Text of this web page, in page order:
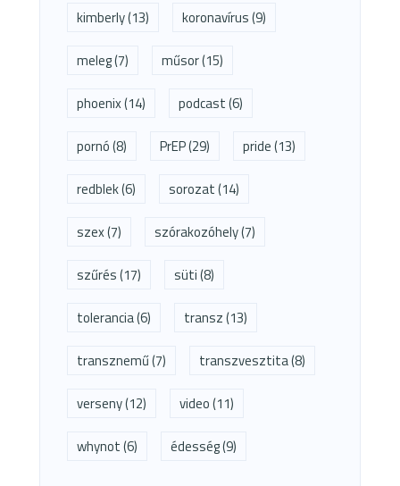
kimberly(13) koronavírus(9)
meleg(7) műsor(15)
phoenix(14) podcast(6)
pornó(8) PrEP(29) pride(13)
redblek(6) sorozat(14)
szex(7) szórakozóhely(7)
szűrés(17) süti(8)
tolerancia(6) transz(13)
transznemű(7) transzvesztita(8)
verseny(12) video(11)
whynot(6) édesség(9)